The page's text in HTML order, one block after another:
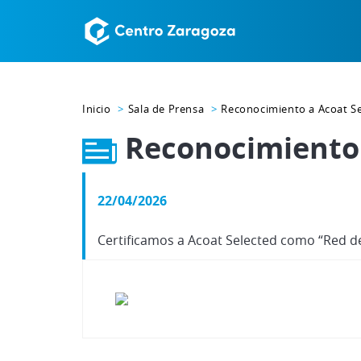
Inicio Sala de Prensa Reconocimiento a Acoat
22/04/2026
Certificamos a Acoat Selected como “Red